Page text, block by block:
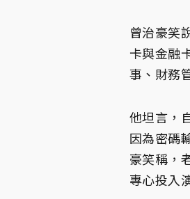
曾治豪笑
卡與金融
事、財務
他坦言，
因為密碼
豪笑稱，
專心投入